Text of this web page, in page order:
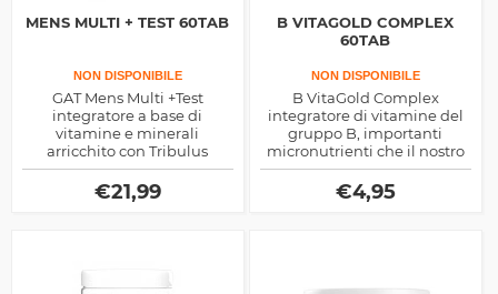
MENS MULTI + TEST 60TAB
NON DISPONIBILE
GAT Mens Multi +Test
integratore a base di
vitamine e minerali
arricchito con Tribulus
Terrestris per aumentare
naturalmente il testosterone
€21,99
B VITAGOLD COMPLEX
60TAB
NON DISPONIBILE
B VitaGold Complex
integratore di vitamine del
gruppo B, importanti
micronutrienti che il nostro
corpo deve assorbire con
l'alimentazione o con gli
integratori, laddove
€4,95